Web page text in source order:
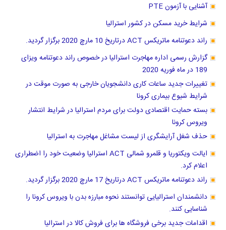
آشنایی با آزمون PTE
شرایط خرید مسکن در کشور استرالیا
راند دعوتنامه ماتریکس ACT درتاریخ 10 مارچ 2020 برگزار گردید.
گزارش رسمی اداره مهاجرت استرالیا در خصوص راند دعوتنامه ویزای
189 در ماه فوریه 2020
تغییرات جدید ساعات کاری دانشجویان خارجی به صورت موقت در
شرایط شیوع بیماری کرونا
بسته حمایت اقتصادی دولت برای مردم استرالیا در شرایط انتشار
ویروس کرونا
حذف شغل آرایشگری از لیست مشاغل مهاجرت به استرالیا
ایالت ویکتوریا و قلمرو شمالی ACT استرالیا وضعیت خود را اضطراری
اعلام کرد.
راند دعوتنامه ماتریکس ACT درتاریخ 17 مارچ 2020 برگزار گردید.
دانشمندان استرالیایی توانستند نحوه مبارزه بدن با ویروس کرونا را
شناسایی کنند.
اقدامات جدید برخی فروشگاه ها برای فروش کالا در استرالیا